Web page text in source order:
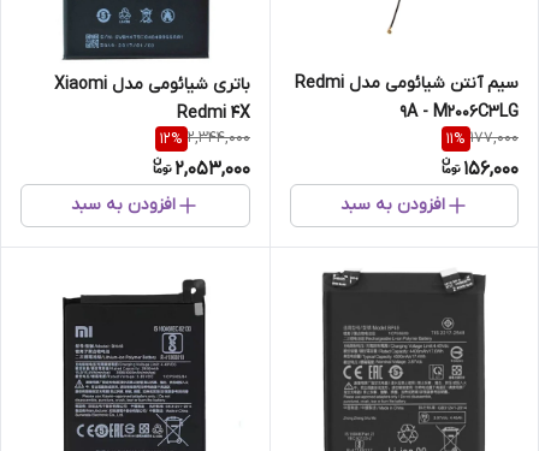
سیم آنتن شیائومی مدل Redmi
9A - M2006C3LG
177,000
11%
156,000
افزودن به سبد
باتری شیائومی مدل Xiaomi
Redmi 4X
2,344,000
12%
2,053,000
افزودن به سبد